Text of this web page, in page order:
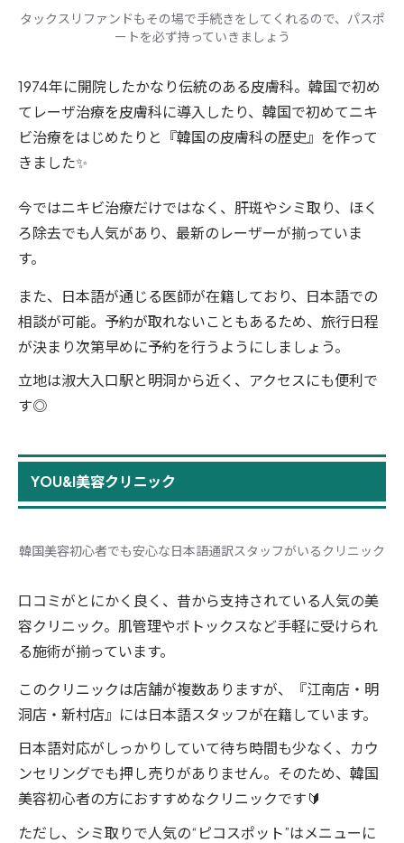
タックスリファンドもその場で手続きをしてくれるので、パスポ
ートを必ず持っていきましょう
1974年に開院したかなり伝統のある皮膚科。韓国で初め
てレーザ治療を皮膚科に導入したり、韓国で初めてニキ
ビ治療をはじめたりと『韓国の皮膚科の歴史』を作って
きました✨
今ではニキビ治療だけではなく、肝斑やシミ取り、ほく
ろ除去でも人気があり、最新のレーザーが揃っていま
す。
また、日本語が通じる医師が在籍しており、日本語での
相談が可能。予約が取れないこともあるため、旅行日程
が決まり次第早めに予約を行うようにしましょう。
立地は淑大入口駅と明洞から近く、アクセスにも便利で
す◎
YOU&I美容クリニック
韓国美容初心者でも安心な日本語通訳スタッフがいるクリニック
口コミがとにかく良く、昔から支持されている人気の美
容クリニック。肌管理やボトックスなど手軽に受けられ
る施術が揃っています。
このクリニックは店舗が複数ありますが、『江南店・明
洞店・新村店』には日本語スタッフが在籍しています。
日本語対応がしっかりしていて待ち時間も少なく、カウ
ンセリングでも押し売りがありません。そのため、韓国
美容初心者の方におすすめなクリニックです🔰
ただし、シミ取りで人気の“ピコスポット”はメニューに